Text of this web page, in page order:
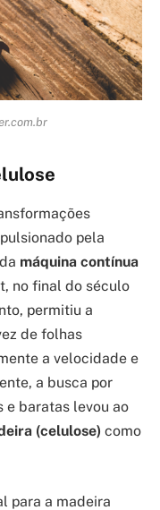
pela
máquina contínua
no final do século
permitiu a
de folhas
a velocidade e
a busca por
e baratas levou ao
(celulose) como
para a madeira